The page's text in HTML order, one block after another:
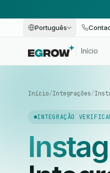
Português
Início
Início/Integrações/
INTEGRAÇÃO